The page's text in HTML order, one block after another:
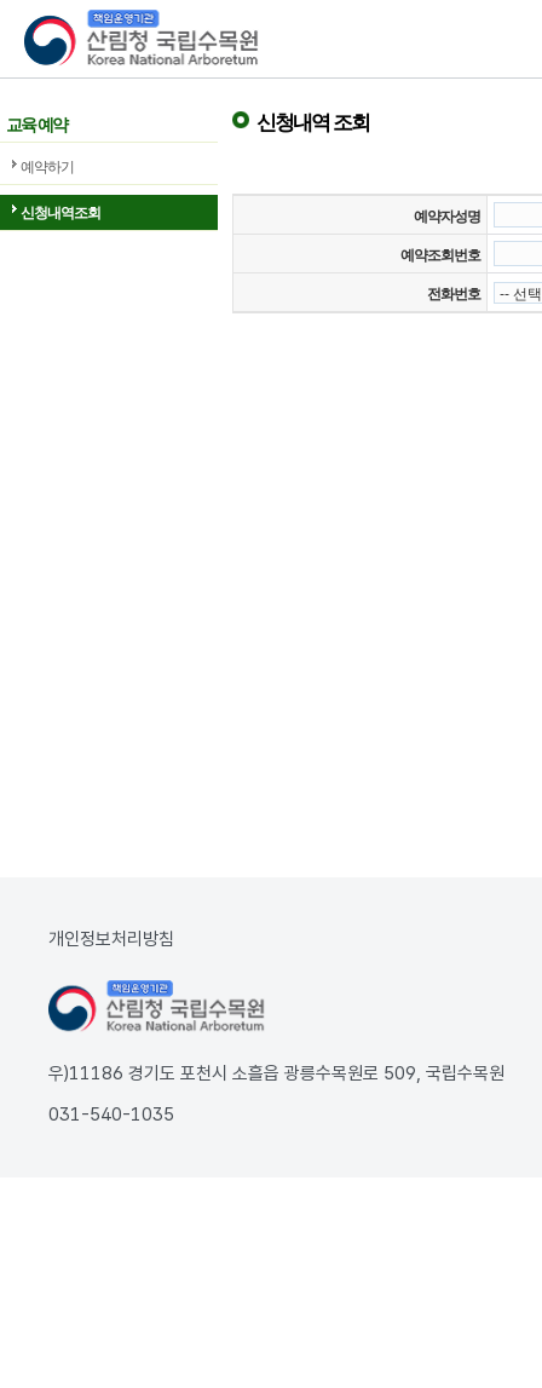
산림청 국립수목원
교육 예약
예약하기
신청내역조회
신청내역 조회
예약자성명
예약조회번호
전화번호
개인정보처리방침
우)11186 경기도 포천시 소흘읍 광릉수목원로 509, 국립수목원
031-540-1035